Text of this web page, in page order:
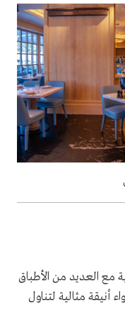
العديد من الأطباق
مثالية لتناول